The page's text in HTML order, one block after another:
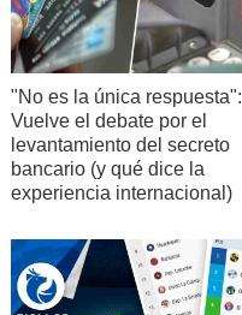
"No es la única respuesta":
Vuelve el debate por el
levantamiento del secreto
bancario (y qué dice la
experiencia internacional)